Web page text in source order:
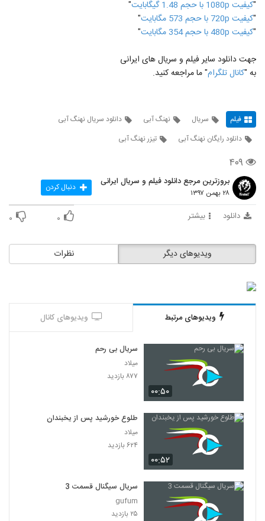
"کیفیت 1080p با حجم 1.48 گیگابایت
"
"کیفیت 720p با حجم 573 مگابایت
"
"کیفیت 480p با حجم 354 مگابایت
"
جهت دانلود سایر فیلم و سریال های ایرانی
به "کانال تلگرام" ما مراجعه کنید.
فیلم سریال نهنگ آبی
دانلود سریال نهنگ آبی
دانلود رایگان نهنگ آبی
تیزر نهنگ آبی
۴۰۹
بروزترین مرجع دانلود فیلم و سریال ایرانی
۲۸ بهمن ۱۳۹۷ دنبال کردن
دانلود بیشتر ۰ ۰
نظرات ویدیوهای دیگر
ویدیوهای مرتبط ویدیوهای کانال
۰۰:۵۰
سریال بی رحم
میلاد
۸۷۷ بازدید
۰۰:۵۲
طلوع خورشید پس از یخبندان
میلاد
۶۲۴ بازدید
سریال سیگنال قسمت 3
gufum
۲۵ بازدید